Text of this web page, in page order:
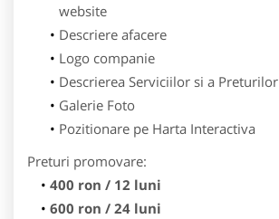
website
Descriere afacere
Logo companie
Descrierea Serviciilor si a Preturilor
Galerie Foto
Pozitionare pe Harta Interactiva
Preturi promovare:
400 ron / 12 luni
600 ron / 24 luni